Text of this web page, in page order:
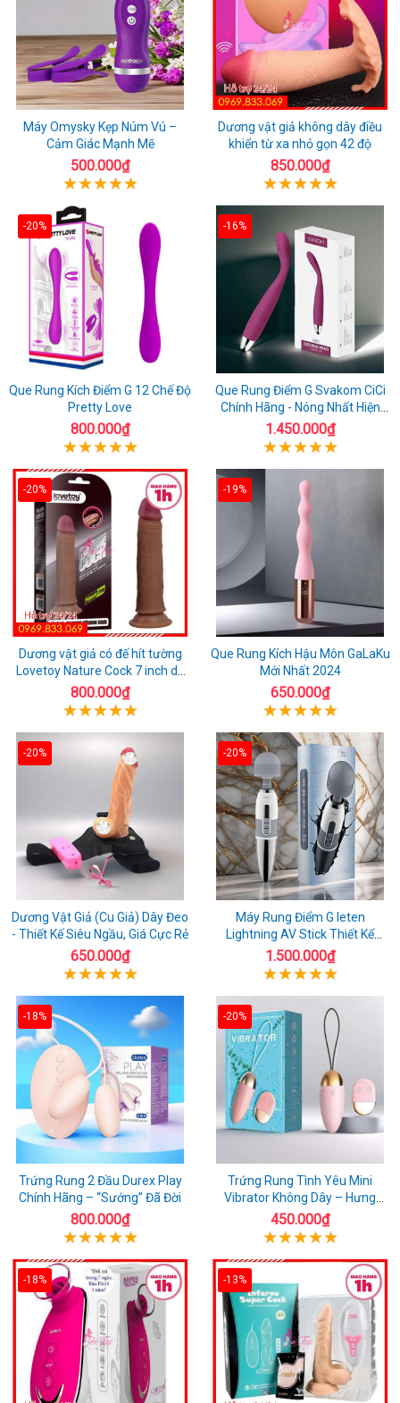
Máy Omysky Kẹp Núm Vú –
Cảm Giác Mạnh Mẽ
500.000₫
Dương vật giả không dây điều
khiển từ xa nhỏ gọn 42 độ
850.000₫
-20%
Que Rung Kích Điểm G 12 Chế Độ
Pretty Love
800.000₫
-16%
Que Rung Điểm G Svakom CiCi
Chính Hãng - Nóng Nhất Hiện
Nay
1.450.000₫
-20%
Dương vật giả có đế hít tường
Lovetoy Nature Cock 7 inch da
đen
800.000₫
-19%
Que Rung Kích Hậu Môn GaLaKu
Mới Nhất 2024
650.000₫
-20%
Dương Vật Giả (Cu Giả) Dây Đeo
- Thiết Kế Siêu Ngầu, Giá Cực Rẻ
650.000₫
-20%
Máy Rung Điểm G leten
Lightning AV Stick Thiết Kế
Thông Minh
1.500.000₫
-18%
Trứng Rung 2 Đầu Durex Play
Chính Hãng – “Sướng” Đã Đời
800.000₫
-20%
Trứng Rung Tình Yêu Mini
Vibrator Không Dây – Hưng
Phấn Mọi Nơi
450.000₫
-18% -13%